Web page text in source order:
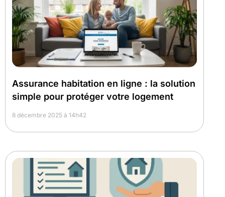
Assurance habitation en ligne : la solution
simple pour protéger votre logement
8 décembre 2025 à 14h42